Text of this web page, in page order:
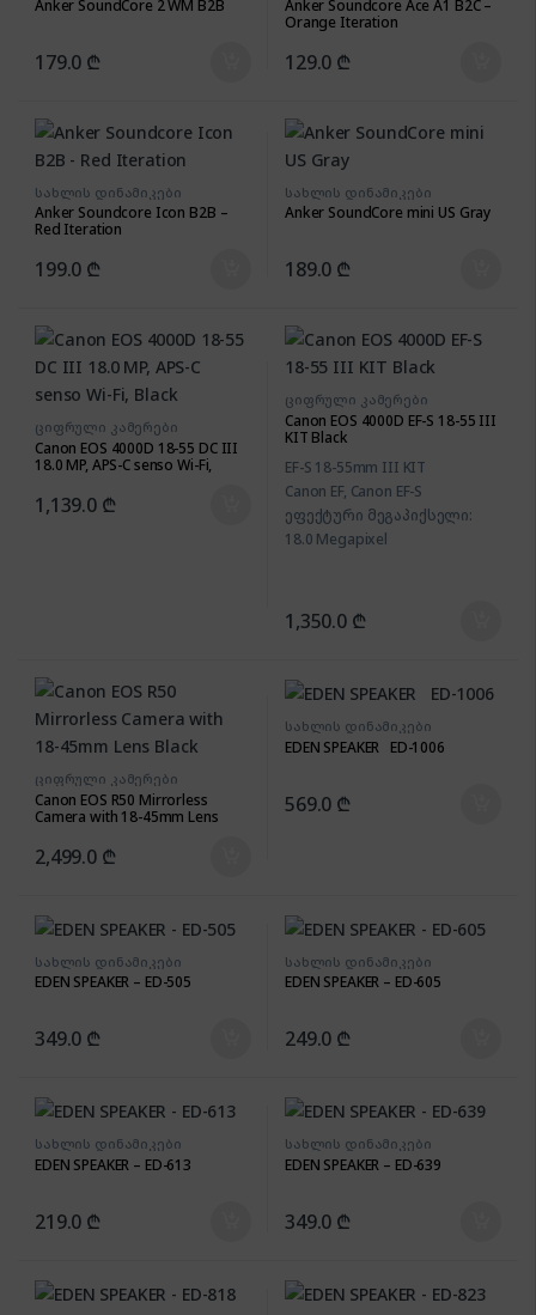
Anker SoundCore 2 WM B2B
179.0 ₾
Anker Soundcore Ace A1 B2C –
Orange Iteration
129.0 ₾
სახლის დინამიკები
Anker Soundcore Icon B2B –
Red Iteration
199.0 ₾
სახლის დინამიკები
Anker SoundCore mini US Gray
189.0 ₾
ციფრული კამერები
Canon EOS 4000D 18-55 DC III
18.0 MP, APS-C senso Wi-Fi,
1,139.0 ₾
ციფრული კამერები
Canon EOS 4000D EF-S 18-55 III
KIT Black
EF-S 18-55mm III KIT
Canon EF, Canon EF-S
ეფექტური მეგაპიქსელი:
18.0 Megapixel
ყველა კამერაზე
გარანტია და უფასო
ადგილზე მიტანის სერვისი.
ამასთან, შეგიძლიათ
მიიღოთ დამატებითი
ყიდვისას, ან შეიძინოთ
სმარტფონები დღეს უკვე
იდეალურ ფოტოებს იღებს,
ციფრული კამერები თავის
პოპულარობას მაინც არ
საბოლოოდ ციფრული
ერთი სმარტფონი ვერ
შეედრება,
პროფესიონალური
კამერით გადაღებულ
ხარისხი აქვს.
1,350.0 ₾
ციფრული კამერები
Canon EOS R50 Mirrorless
Camera with 18-45mm Lens
2,499.0 ₾
სახლის დინამიკები
EDEN SPEAKER ED-1006
569.0 ₾
სახლის დინამიკები
EDEN SPEAKER – ED-505
349.0 ₾
სახლის დინამიკები
EDEN SPEAKER – ED-605
249.0 ₾
სახლის დინამიკები
EDEN SPEAKER – ED-613
219.0 ₾
სახლის დინამიკები
EDEN SPEAKER – ED-639
349.0 ₾